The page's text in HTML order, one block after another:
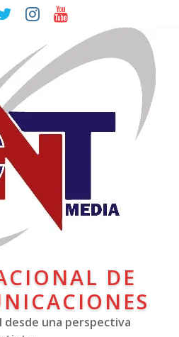
DE
desde una perspectiva